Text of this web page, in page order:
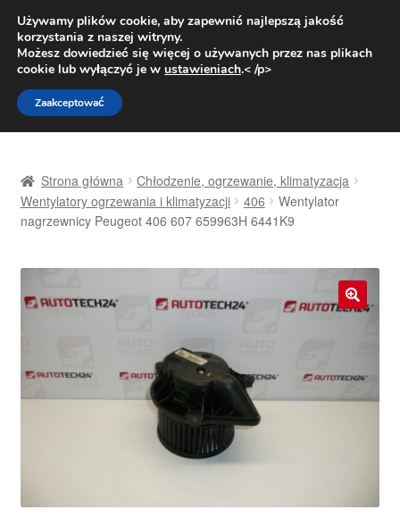
DOSTAWA od 31 zł
Pn.-pt. 9:00-16:00800 003 167
Przejdź
do
nawigacji
Przejdź
do
treści
Dostawa
O nas
Strona główna
Chłodzenie, ogrzewanie, klimatyzacja
Wentylatory ogrzewania i klimatyzacji
406
Wentylator
nagrzewnicy Peugeot 406 607 659963H 6441K9
Używamy plików cookie, aby zapewnić najlepszą jakość
korzystania z naszej witryny.
Możesz dowiedzieć się więcej o używanych przez nas plikach
cookie lub wyłączyć je w ustawieniach.< /p>
Zaakceptować